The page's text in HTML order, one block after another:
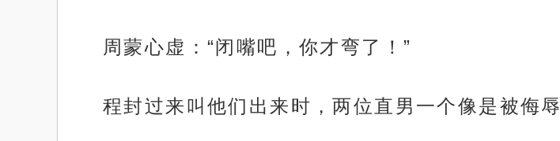
周蒙心虚：“闭嘴吧，你才弯了！”
程封过来叫他们出来时，两位直男一个像是被侮